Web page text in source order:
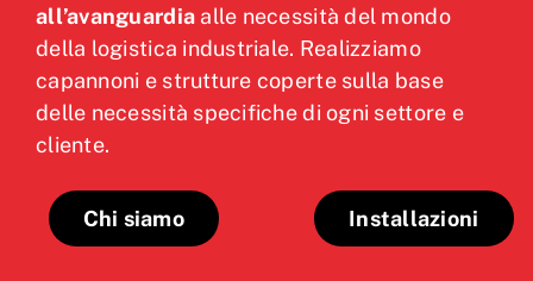
all’avanguardia alle necessità del mondo
della logistica industriale. Realizziamo
capannoni e strutture coperte sulla base
delle necessità specifiche di ogni settore e
cliente.
Chi siamo Installazioni